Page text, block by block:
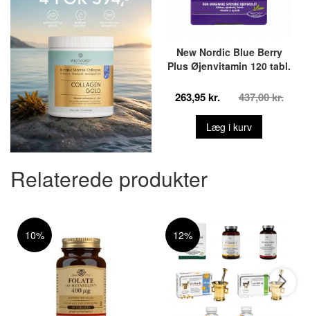
New Nordic Blue Berry
Plus Øjenvitamin 120 tabl.
263,95 kr. 437,00 kr.
Læg i kurv
Relaterede produkter
10% 12%